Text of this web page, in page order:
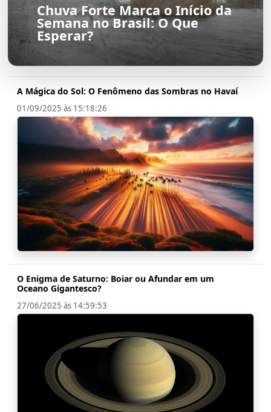
Chuva Forte Marca o Início da
Semana no Brasil: O Que
Esperar?
A Mágica do Sol: O Fenômeno das Sombras no Havaí
01/09/2025 às 15:18:26
O Enigma de Saturno: Boiar ou Afundar em um
Oceano Gigantesco?
27/06/2025 às 14:59:53